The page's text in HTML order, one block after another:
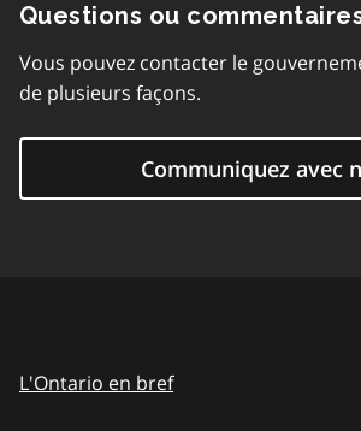
Questions ou
Vous pouvez contacter le
de plusieurs façons.
Communiquez avec
L'Ontario en bref